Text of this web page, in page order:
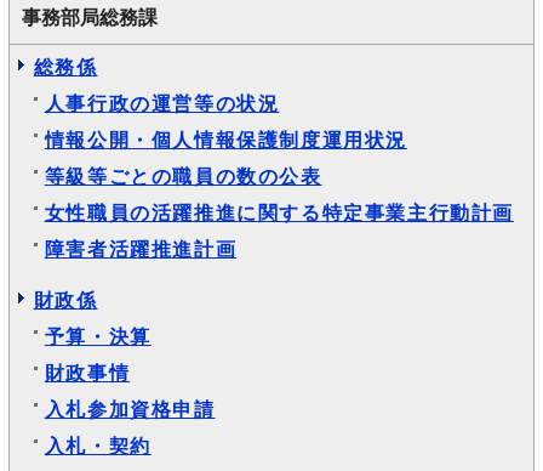
事務部局総務課
総務係
人事行政の運営等の状況
情報公開・個人情報保護制度運用状況
等級等ごとの職員の数の公表
女性職員の活躍推進に関する特定事業主行動計画
障害者活躍推進計画
財政係
予算・決算
財政事情
入札参加資格申請
入札・契約